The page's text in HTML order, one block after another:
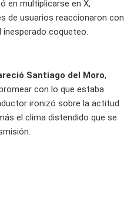
en multiplicarse en X,
de usuarios reaccionaron con
coqueteo.
Santiago del Moro,
con lo que estaba
ironizó sobre la actitud
el clima distendido que se